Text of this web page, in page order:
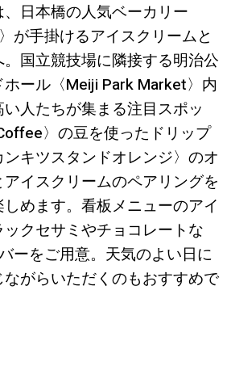
日本橋の人気ベーカリー
が手掛けるアイスクリームと
国立競技場に隣接する明治公
ール〈Meiji Park Market〉内
人たちが集まる注目スポッ
〉の豆を使ったドリップ
キツスタンドオレンジ〉のオ
イスクリームのペアリングを
めます。看板メニューのアイ
クセサミやチョコレートな
ーをご用意。天気のよい日に
がらいただくのもおすすめで